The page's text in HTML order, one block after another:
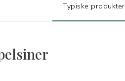
Typiske produkter